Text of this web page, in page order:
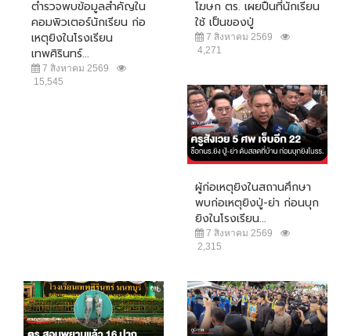
ตำรวจพบข้อมูลสำคัญใน
คอมพิวเตอร์นักเรียน ก่อ
เหตุยิงในโรงเรียน
เทพศิรินทร์...
7 สิงหาคม 2569
15,545
โฆษก ตร. เผยปืนที่นักเรียน
ใช้ เป็นของปู่
7 สิงหาคม 2569
4,271
ผู้ก่อเหตุยิงในสถานศึกษา
พบก่อเหตุยิงปู่-ย่า ก่อนบุก
ยิงในโรงเรียน...
7 สิงหาคม 2569
2,315